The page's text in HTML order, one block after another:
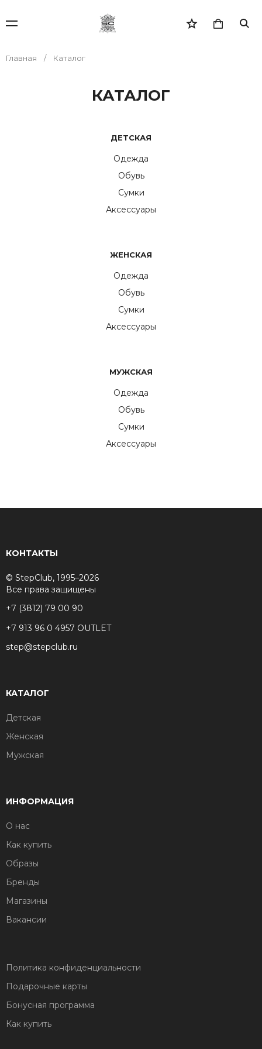
Главная Каталог
КАТАЛОГ
ДЕТСКАЯ
Одежда
Обувь
Сумки
Аксессуары
ЖЕНСКАЯ
Одежда
Обувь
Сумки
Аксессуары
МУЖСКАЯ
Одежда
Обувь
Сумки
Аксессуары
КОНТАКТЫ
© StepClub, 1995–2026
Все права защищены
+7 (3812) 79 00 90
+7 913 96 0 4957 OUTLET
step@stepclub.ru
КАТАЛОГ
Детская
Женская
Мужская
ИНФОРМАЦИЯ
О нас
Как купить
Образы
Бренды
Магазины
Вакансии
Политика конфиденциальности
Подарочные карты
Бонусная программа
Как купить